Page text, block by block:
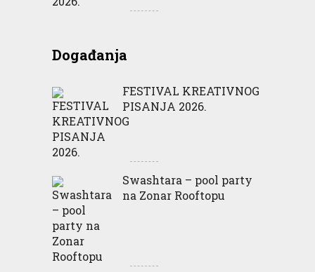
Događanja
FESTIVAL KREATIVNOG
PISANJA 2026.
Swashtara – pool party
na Zonar Rooftopu